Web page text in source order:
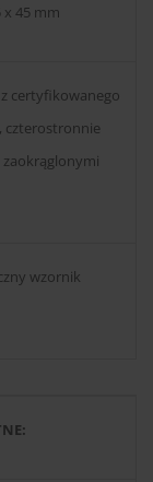
45 mm
z certyfikowanego
czterostronnie
wzornik